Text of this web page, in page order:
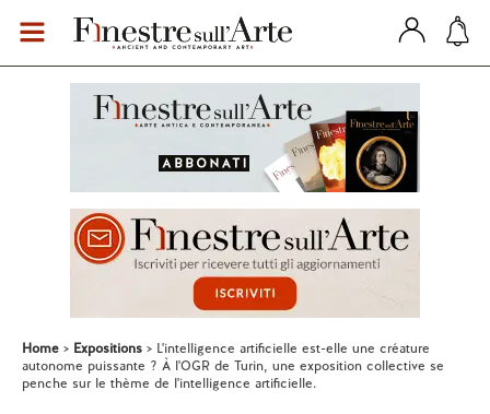
Home Expositions
L'intelligence artificielle est-elle une créature
autonome puissante ? À l'OGR de Turin, une exposition collective se
penche sur le thème de l'intelligence artificielle.